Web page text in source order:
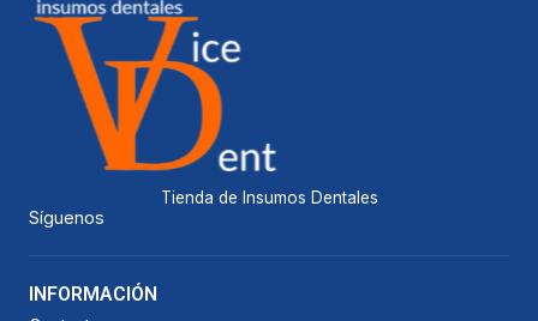
Tienda de Insumos Dentales
Síguenos
INFORMACIÓN